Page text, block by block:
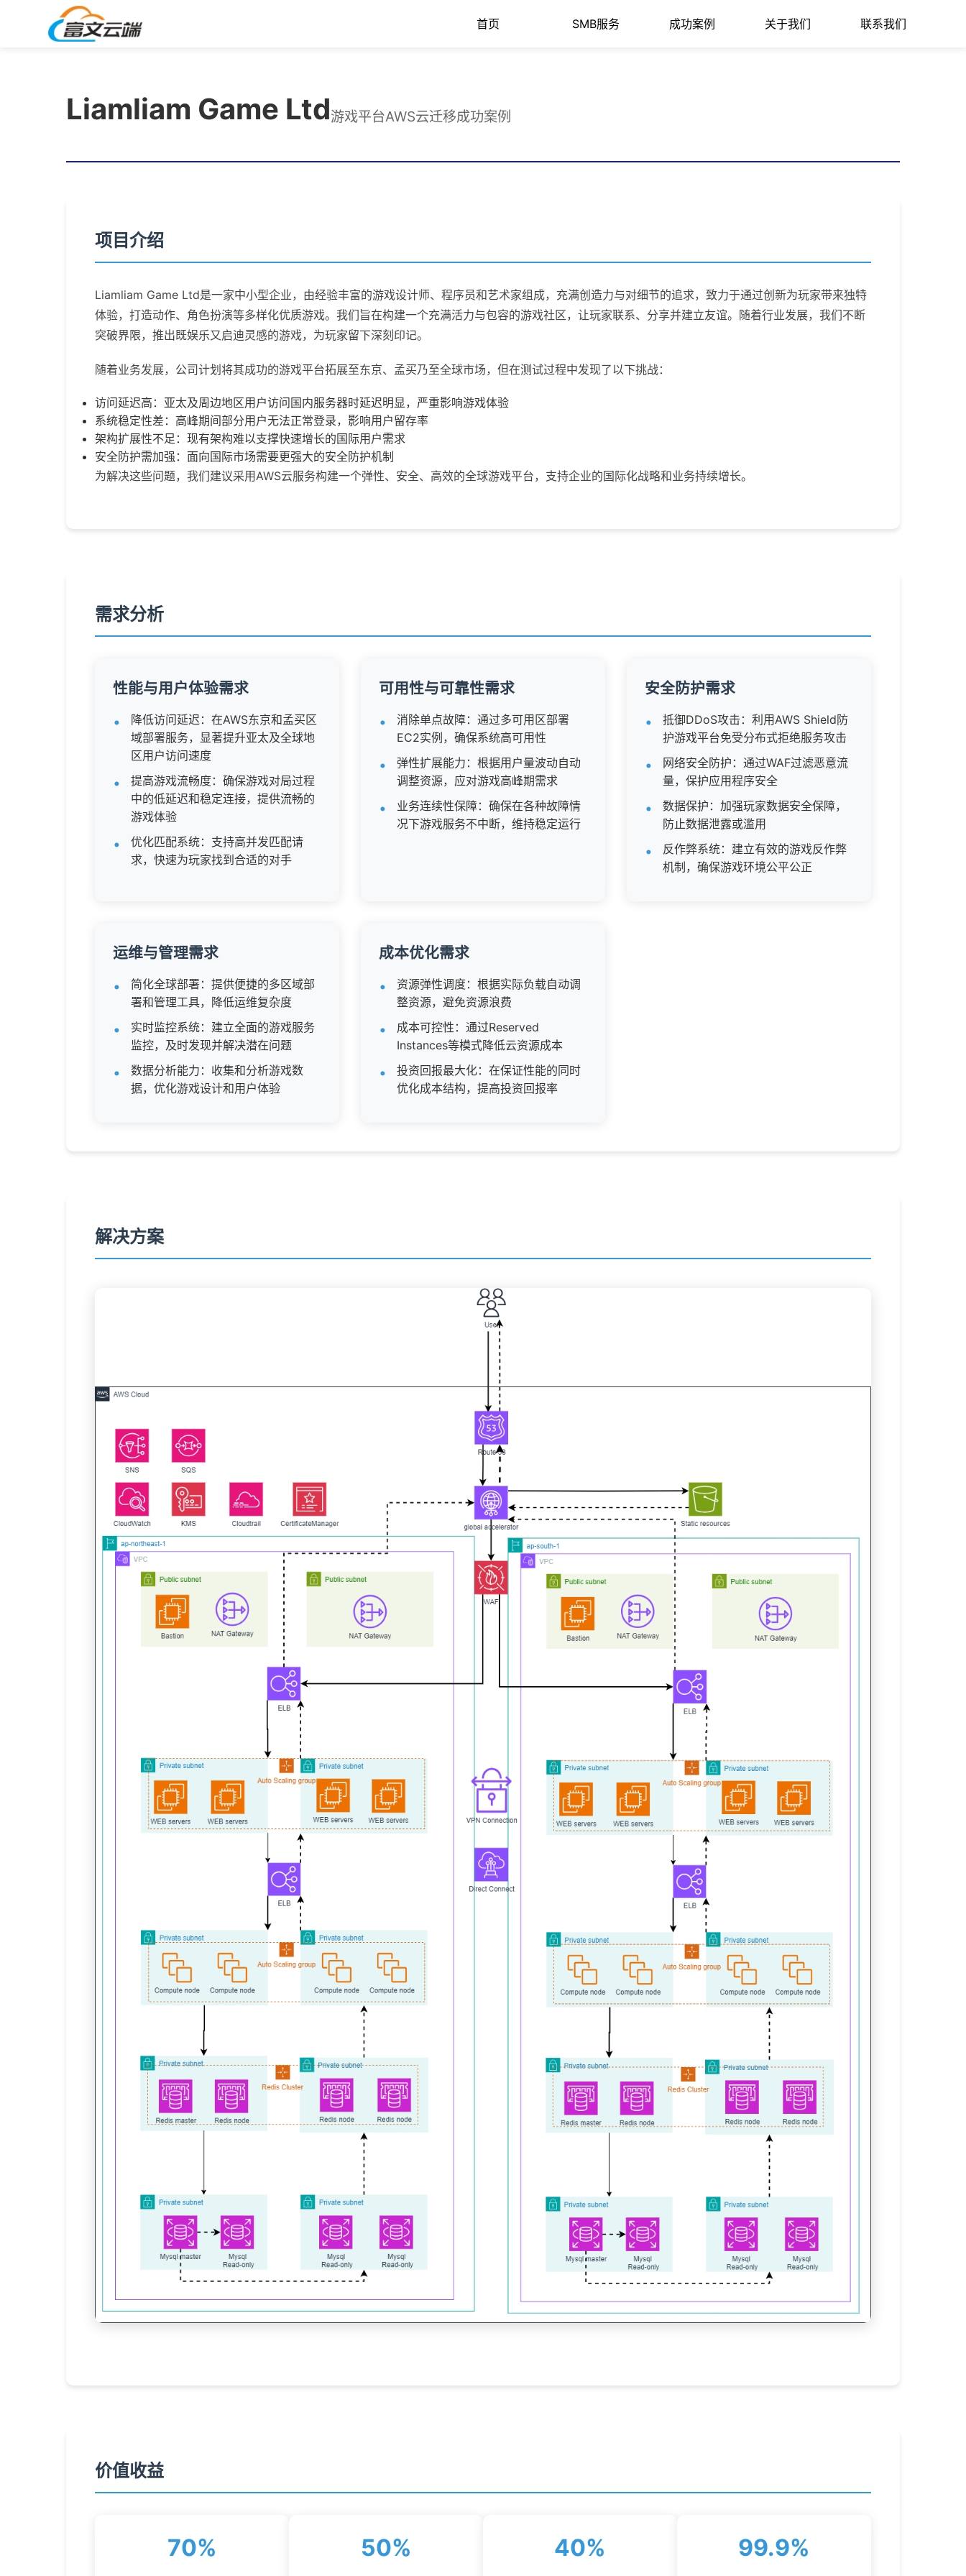
首页 SMB服务 成功案例 关于我们 联系我们
Liamliam Game Ltd游戏平台AWS云迁移成功案例
项目介绍
Liamliam Game Ltd是一家中小型企业，由经验丰富的游戏设计师、程序员和艺术家组成，充满创造力与对细节的追求，致力于通过创新为玩家带来独特
体验，打造动作、角色扮演等多样化优质游戏。我们旨在构建一个充满活力与包容的游戏社区，让玩家联系、分享并建立友谊。随着行业发展，我们不断
突破界限，推出既娱乐又启迪灵感的游戏，为玩家留下深刻印记。
随着业务发展，公司计划将其成功的游戏平台拓展至东京、孟买乃至全球市场，但在测试过程中发现了以下挑战：
访问延迟高：亚太及周边地区用户访问国内服务器时延迟明显，严重影响游戏体验
系统稳定性差：高峰期间部分用户无法正常登录，影响用户留存率
架构扩展性不足：现有架构难以支撑快速增长的国际用户需求
安全防护需加强：面向国际市场需要更强大的安全防护机制
为解决这些问题，我们建议采用AWS云服务构建一个弹性、安全、高效的全球游戏平台，支持企业的国际化战略和业务持续增长。
需求分析
性能与用户体验需求
降低访问延迟：在AWS东京和孟买区
域部署服务，显著提升亚太及全球地
区用户访问速度
提高游戏流畅度：确保游戏对局过程
中的低延迟和稳定连接，提供流畅的
游戏体验
优化匹配系统：支持高并发匹配请
求，快速为玩家找到合适的对手
可用性与可靠性需求
消除单点故障：通过多可用区部署
EC2实例，确保系统高可用性
弹性扩展能力：根据用户量波动自动
调整资源，应对游戏高峰期需求
业务连续性保障：确保在各种故障情
况下游戏服务不中断，维持稳定运行
安全防护需求
抵御DDoS攻击：利用AWS Shield防
护游戏平台免受分布式拒绝服务攻击
网络安全防护：通过WAF过滤恶意流
量，保护应用程序安全
数据保护：加强玩家数据安全保障，
防止数据泄露或滥用
反作弊系统：建立有效的游戏反作弊
机制，确保游戏环境公平公正
运维与管理需求
简化全球部署：提供便捷的多区域部
署和管理工具，降低运维复杂度
实时监控系统：建立全面的游戏服务
监控，及时发现并解决潜在问题
数据分析能力：收集和分析游戏数
据，优化游戏设计和用户体验
成本优化需求
资源弹性调度：根据实际负载自动调
整资源，避免资源浪费
成本可控性：通过Reserved
Instances等模式降低云资源成本
投资回报最大化：在保证性能的同时
优化成本结构，提高投资回报率
解决方案
价值收益
70% 50% 40% 99.9%